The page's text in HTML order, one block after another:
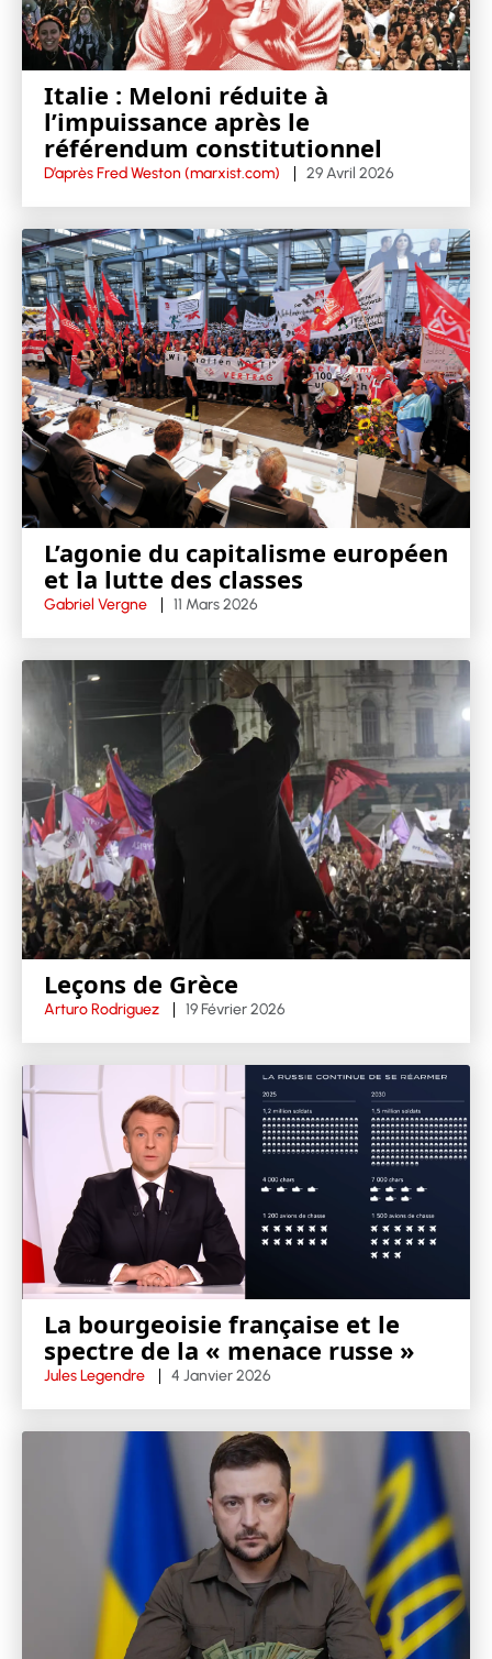
Italie : Meloni réduite à
l’impuissance après le
référendum constitutionnel
D’après Fred Weston (marxist.com) 29 Avril 2026
L’agonie du capitalisme européen
et la lutte des classes
Gabriel Vergne 11 Mars 2026
Leçons de Grèce
Arturo Rodriguez 19 Février 2026
La bourgeoisie française et le
spectre de la « menace russe »
Jules Legendre 4 Janvier 2026